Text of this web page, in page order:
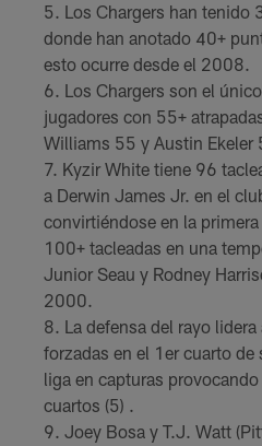
Los Chargers han tenido
donde han anotado 40+
esto ocurre desde el 2008.
Los Chargers son el
jugadores con 55+
Williams 55 y Austin Ekeler
Kyzir White tiene 96
a Derwin James Jr. en el
convirtiéndose en la
100+ tacleadas en una
Junior Seau y Rodney
2000.
La defensa del rayo
forzadas en el 1er cuarto
liga en capturas
cuartos (5) .
Joey Bosa y T.J. Watt